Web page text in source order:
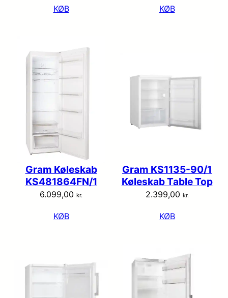
KØB KØB
Gram Køleskab
KS481864FN/1
6.099,00 kr.
KØB
Gram KS1135-90/1
Køleskab Table Top
2.399,00 kr.
KØB